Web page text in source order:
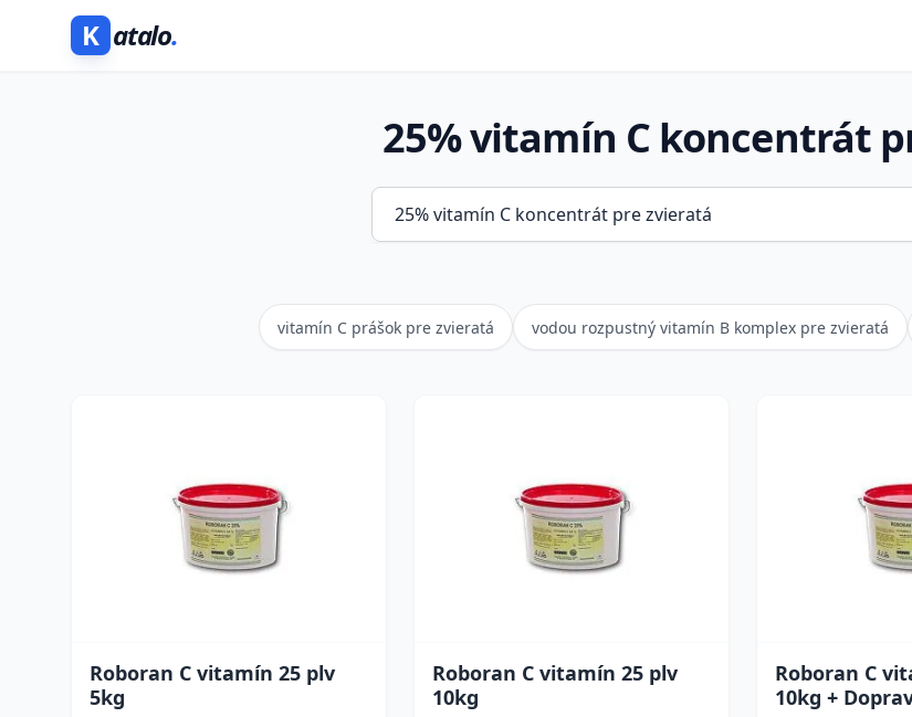
K atalo.
25% vitamín C koncentrát
vitamín C prášok pre zvieratá vodou rozpustný vitamín B komplex pre zvieratá
Roboran C vitamín 25 plv
5kg
Roboran C vitamín 25 plv
10kg
Roboran C
10kg +